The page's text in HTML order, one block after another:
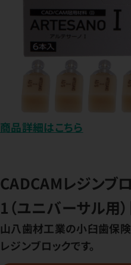
商品詳細はこちら
CADCAMレジンブ
1（ユニバーサル用）
山八歯材工業の小臼歯保
レジンブロックです。